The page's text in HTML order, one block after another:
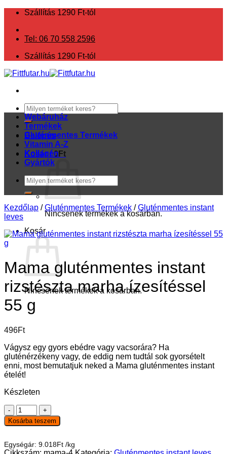
Skip
content
Szállítás 1290 Ft-tól
Tel: 06 70 558 2596
Szállítás 1290 Ft-tól
Keresés
a
következőre:
Belépés
Kosár /0Ft
Nincsenek termékek a kosárban.
Kosár
Nincsenek termékek a kosárban.
Webáruház
Termékek
Gluténmentes Termékek
Vitamin A-Z
Kollagén
Gyártók
Keresés
a
következőre:
Kezdőlap / Gluténmentes Termékek / Gluténmentes instant
leves
Mama gluténmentes instant
rizstészta marha ízesítéssel
55 g
496Ft
Vágysz egy gyors ebédre vagy vacsorára? Ha
gluténérzékeny vagy, de eddig nem tudtál sok gyorsételt
enni, most bemutatjuk neked a Mama gluténmentes instant
ételét!
Készleten
Mama
gluténmentes
instant
marha
Kosárba teszem
Egységár: 9.018Ft /kg